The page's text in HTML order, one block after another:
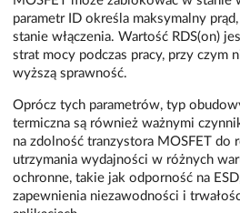
parametr ID określa maksymalny
stanie włączenia. Wartość RDS(on)
strat mocy podczas pracy, przy czym
wyższą sprawność.
Oprócz tych parametrów, typ
termiczna są również ważnymi
na zdolność tranzystora MOSFET do
utrzymania wydajności w różnych
ochronne, takie jak odporność na
zapewnienia niezawodności i